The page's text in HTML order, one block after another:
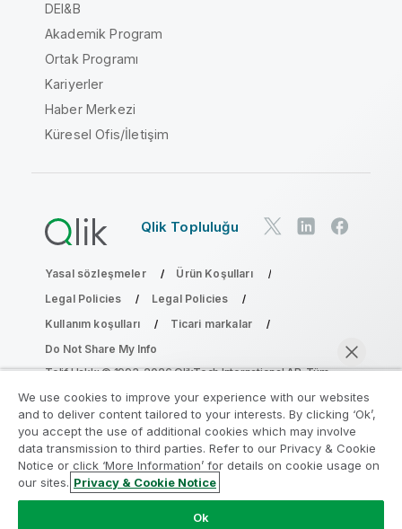
Şimdi sohbet et
DEI&B
Akademik Program
Ortak Programı
Kariyerler
Haber Merkezi
Küresel Ofis/İletişim
Qlik Topluluğu
Yasal sözleşmeler
Ürün Koşulları
Legal Policies
Legal Policies
Kullanım koşulları
Ticari markalar
Do Not Share My Info
Telif Hakkı © 1993-2026 QlikTech International AB. Tüm
Analiz Modernleştirme Programına katılın
Analiz Modernleştirme Programı ile değerli QlikView
uygulamalarınızı ödün vermeden modernleştirin.
We use cookies to improve your experience with our websites
and to deliver content tailored to your interests. By clicking ‘Ok’,
you accept the use of additional cookies which may involve
data transmission to third parties. Refer to our Privacy & Cookie
Notice or click ‘More Information’ for details on cookie usage on
our sites. Privacy & Cookie Notice
Ok